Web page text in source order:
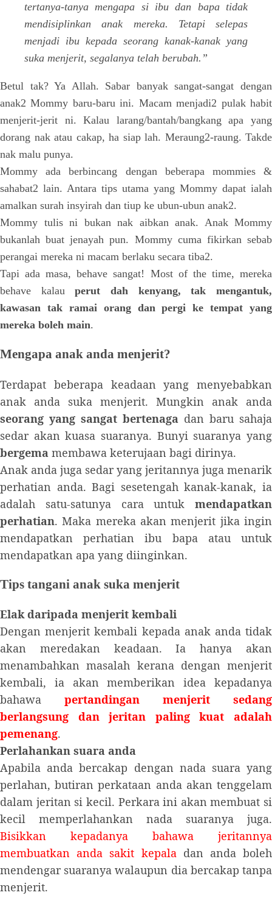
tertanya-tanya mengapa si ibu dan bapa tidak
mendisiplinkan anak mereka. Tetapi selepas
menjadi ibu kepada seorang kanak-kanak yang
suka menjerit, segalanya telah berubah.”
Betul tak? Ya Allah. Sabar banyak sangat-sangat dengan
anak2 Mommy baru-baru ini. Macam menjadi2 pulak habit
menjerit-jerit ni. Kalau larang/bantah/bangkang apa yang
dorang nak atau cakap, ha siap lah. Meraung2-raung. Takde
nak malu punya.
Mommy ada berbincang dengan beberapa mommies &
sahabat2 lain. Antara tips utama yang Mommy dapat ialah
amalkan surah insyirah dan tiup ke ubun-ubun anak2.
Mommy tulis ni bukan nak aibkan anak. Anak Mommy
bukanlah buat jenayah pun. Mommy cuma fikirkan sebab
perangai mereka ni macam berlaku secara tiba2.
Tapi ada masa, behave sangat! Most of the time, mereka
behave kalauperut dah kenyang, tak mengantuk,
kawasan tak ramai orang dan pergi ke tempat yang
mereka boleh main.
Mengapa anak anda menjerit?
Terdapat beberapa keadaan yang menyebabkan
anak anda suka menjerit. Mungkin anak anda
seorang yang sangat bertenaga dan baru sahaja
sedar akan kuasa suaranya. Bunyi suaranya yang
bergema membawa keterujaan bagi dirinya.
Anak anda juga sedar yang jeritannya juga menarik
perhatian anda. Bagi sesetengah kanak-kanak, ia
adalah satu-satunya cara untuk mendapatkan
perhatian. Maka mereka akan menjerit jika ingin
mendapatkan perhatian ibu bapa atau untuk
mendapatkan apa yang diinginkan.
Tips tangani anak suka menjerit
Elak daripada menjerit kembali
Dengan menjerit kembali kepada anak anda tidak
akan meredakan keadaan. Ia hanya akan
menambahkan masalah kerana dengan menjerit
kembali, ia akan memberikan idea kepadanya
bahawa pertandingan menjerit sedang
berlangsung dan jeritan paling kuat adalah
pemenang.
Perlahankan suara anda
Apabila anda bercakap dengan nada suara yang
perlahan, butiran perkataan anda akan tenggelam
dalam jeritan si kecil. Perkara ini akan membuat si
kecil memperlahankan nada suaranya juga.
Bisikkan kepadanya bahawa jeritannya
membuatkan anda sakit kepala dan anda boleh
mendengar suaranya walaupun dia bercakap tanpa
menjerit.